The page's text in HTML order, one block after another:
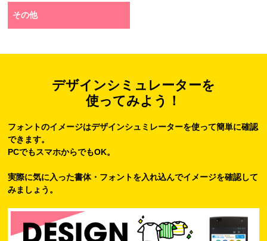
その他
デザインシミュレーターを
使ってみよう！
フォントのイメージはデザインシュミレーターを使って簡単に確認
できます。
PCでもスマホからでもOK。
実際に気に入った書体・フォントを入れ込んでイメージを確認して
みましょう。